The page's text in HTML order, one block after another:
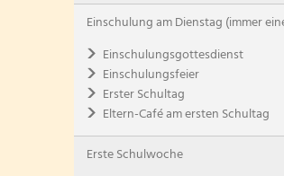
Einschulung am Dienstag (immer
Einschulungsgottesdienst
Einschulungsfeier
Erster Schultag
Eltern-Café am ersten Schultag
Erste Schulwoche